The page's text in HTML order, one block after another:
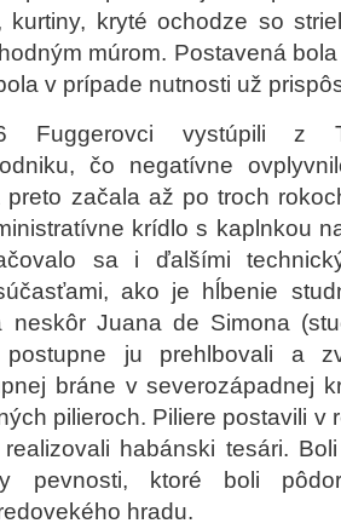
kurtiny, kryté ochodze so
múrom. Postavená
v prípade nutnosti už
vystúpili z
čo negatívne
preto začala až po troch
krídlo s kaplnkou
sa i ďalšími
ako je hĺbenie
neskôr Juana de Simona
ju prehlbovali a
bráne v severozápadnej
pilieroch. Piliere postavili v
habánski tesári.
pevnosti, ktoré boli
hradu.